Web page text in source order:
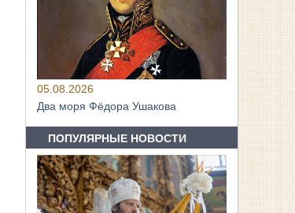
05.08.2026
Два моря Фёдора Ушакова
ПОПУЛЯРНЫЕ НОВОСТИ